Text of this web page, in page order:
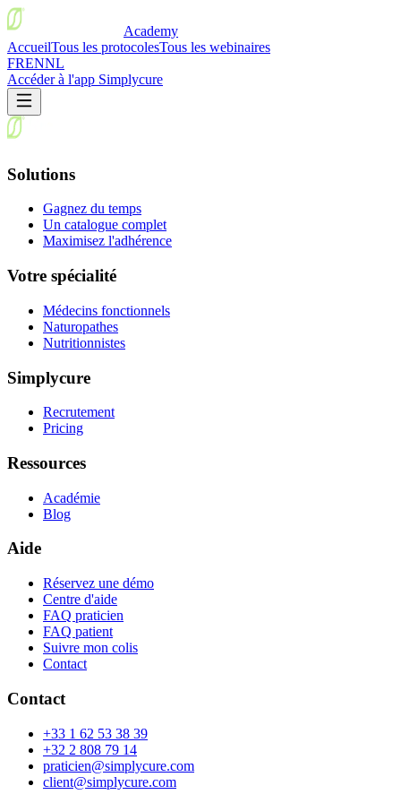
Academy
AccueilTous les protocolesTous les webinaires
FRENNL
Accéder à l'app Simplycure
Solutions
Gagnez du temps
Un catalogue complet
Maximisez l'adhérence
Votre spécialité
Médecins fonctionnels
Naturopathes
Nutritionnistes
Simplycure
Recrutement
Pricing
Ressources
Académie
Blog
Aide
Réservez une démo
Centre d'aide
FAQ praticien
FAQ patient
Suivre mon colis
Contact
Contact
+33 1 62 53 38 39
+32 2 808 79 14
praticien@simplycure.com
client@simplycure.com